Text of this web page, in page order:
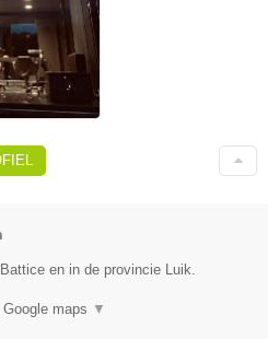
en in de provincie Luik.
Google maps ▼